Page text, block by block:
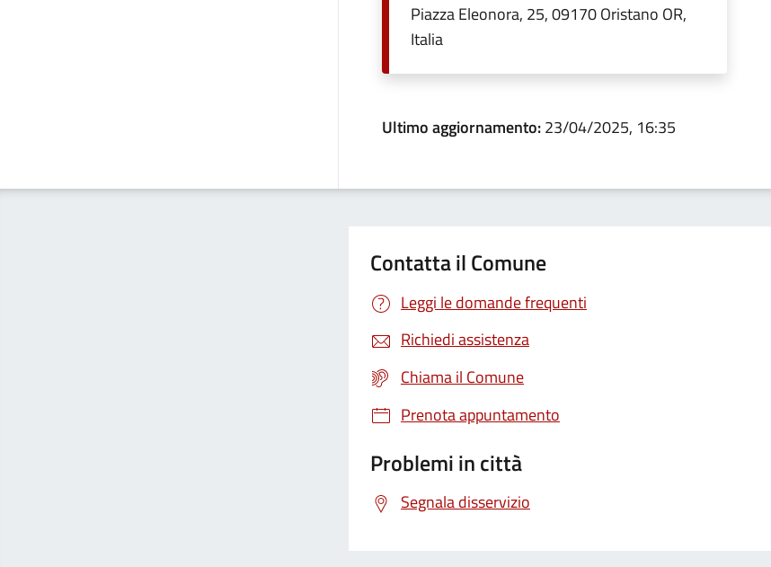
Piazza Eleonora, 25, 09170 Oristano OR,
Italia
Ultimo aggiornamento:23/04/2025, 16:35
Contatta il Comune
Leggi le domande frequenti
Richiedi assistenza
Chiama il Comune
Prenota appuntamento
Problemi in città
Segnala disservizio